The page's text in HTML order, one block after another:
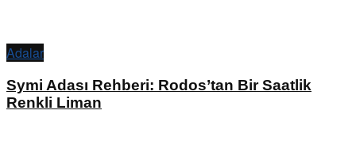
Adalar
Symi Adası Rehberi: Rodos’tan Bir Saatlik
Renkli Liman